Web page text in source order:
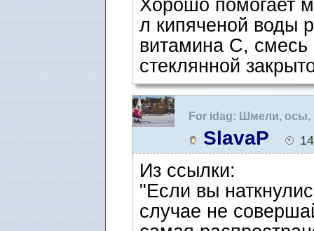
Хорошо помогает
л кипяченой воды
витамина С, смесь
стеклянной
For idag: Шмели, осы,
SlavaP
Из ссылки:
"Если вы
случае не